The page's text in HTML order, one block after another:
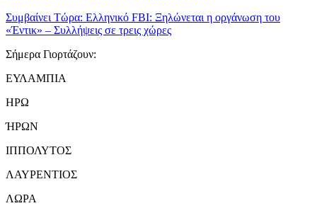
Συμβαίνει Τώρα: Ελληνικό FBI: Ξηλώνεται η οργάνωση του
«Έντικ» – Συλλήψεις σε τρεις χώρες
Σήμερα Γιορτάζουν:
ΕΥΛΑΜΠΙΑ
ΗΡΩ
ΉΡΩΝ
ΙΠΠΟΛΥΤΟΣ
ΛΑΥΡΕΝΤΙΟΣ
ΛΩΡΑ